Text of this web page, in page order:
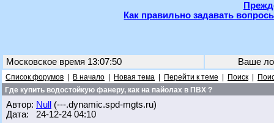
Как правильно задавать
Московское время 13:07:50 Ваше
Список форумов В начало Новая тема Перейти к теме Поиск
Где купить водостойкую фанеру, как на пайолах в ПВХ ?
Автор: Null
(---.dynamic.spd-mgts.ru)
Дата: 24-12-24 04:10